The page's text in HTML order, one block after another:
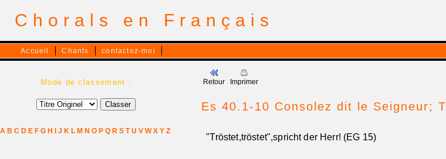
Chorals en Français
Accueil Chants contactez-moi
Mode de classement :
A B C D E F G H J K L M N O P Q R S T U V W X Y Z
Retour Imprimer
Es 40.1-10 Consolez dit le Seigneur;
"Tröstet,tröstet",spricht der Herr! (EG 15)